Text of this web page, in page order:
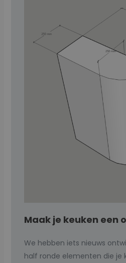
Maak je keuken een
We hebben iets nieuws
half ronde elementen die je